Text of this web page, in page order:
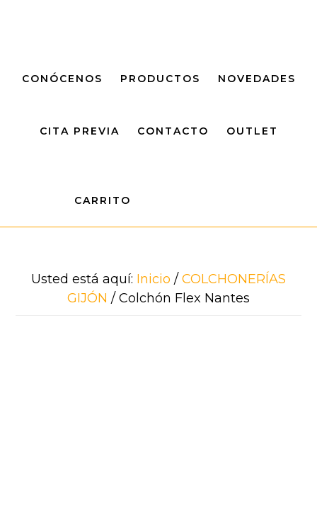
página
CONÓCENOS PRODUCTOS NOVEDADES
CITA PREVIA CONTACTO OUTLET
CARRITO
Usted está aquí: Inicio / COLCHONERÍAS
GIJÓN / Colchón Flex Nantes